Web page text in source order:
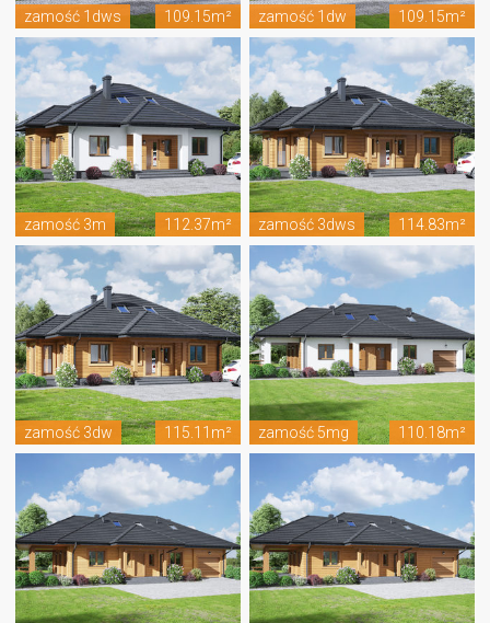
zamość 1dws 109.15m² zamość 1dw 109.15m²
zamość 3m 112.37m² zamość 3dws 114.83m²
zamość 3dw 115.11m² zamość 5mg 110.18m²